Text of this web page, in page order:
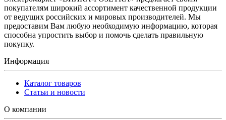
покупателям широкий ассортимент качественной продукции
от ведущих российских и мировых производителей. Мы
предоставим Вам любую необходимую информацию, которая
способна упростить выбор и помочь сделать правильную
покупку.
Информация
Каталог товаров
Статьи и новости
О компании